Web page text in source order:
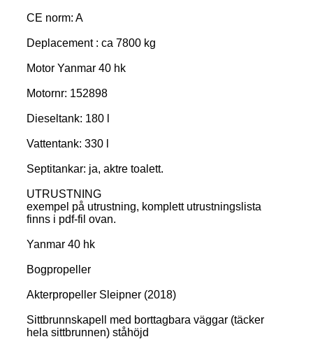
CE norm: A
Deplacement : ca 7800 kg
Motor Yanmar 40 hk
Motornr: 152898
Dieseltank: 180 l
Vattentank: 330 l
Septitankar: ja, aktre toalett.
UTRUSTNING
exempel på utrustning, komplett utrustningslista
finns i pdf-fil ovan.
Yanmar 40 hk
Bogpropeller
Akterpropeller Sleipner (2018)
Sittbrunnskapell med borttagbara väggar (täcker
hela sittbrunnen) ståhöjd